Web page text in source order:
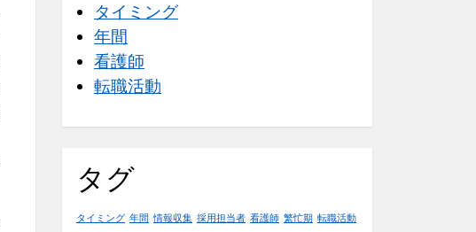
タイミング
年間
看護師
転職活動
タグ
タイミング 年間 情報収集 採用担当者 看護師 繁忙期 転職活動